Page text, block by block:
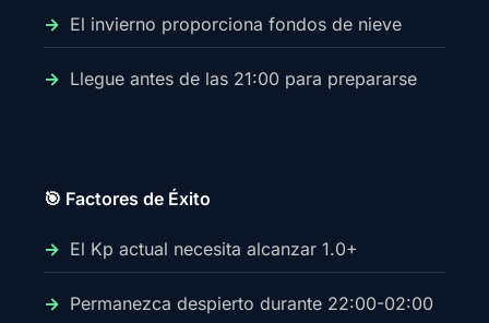
El invierno proporciona fondos de nieve
Llegue antes de las 21:00 para prepararse
🎯 Factores de Éxito
El Kp actual necesita alcanzar 1.0+
Permanezca despierto durante 22:00-02:00